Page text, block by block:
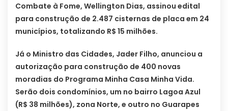
Combate à Fome, Wellington Dias, assinou edital
para construção de 2.487 cisternas de placa em 24
municípios, totalizando R$ 15 milhões.
Já o Ministro das Cidades, Jader Filho, anunciou a
autorização para construção de 400 novas
moradias do Programa Minha Casa Minha Vida.
Serão dois condomínios, um no bairro Lagoa Azul
(R$ 38 milhões), zona Norte, e outro no Guarapes